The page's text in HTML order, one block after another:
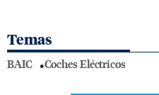
Temas
BAIC Coches Eléctricos